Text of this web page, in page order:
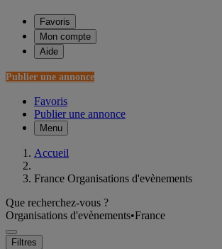
Favoris
Mon compte
Aide
Publier une annonce
Favoris
Publier une annonce
Menu
Accueil
France Organisations d'evènements
Que recherchez-vous ?
Organisations d'evènements•France
Filtres